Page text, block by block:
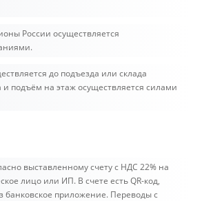
России осуществляется
до подъезда или склада
и подъём на этаж осуществляется силами
выставленному счету c НДС 22% на
лицо или ИП. В счете есть QR-код,
банковское приложение. Переводы с